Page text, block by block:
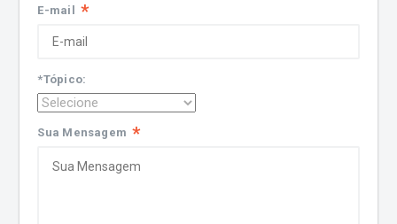
E-mail *
*Tópico:
Sua Mensagem *